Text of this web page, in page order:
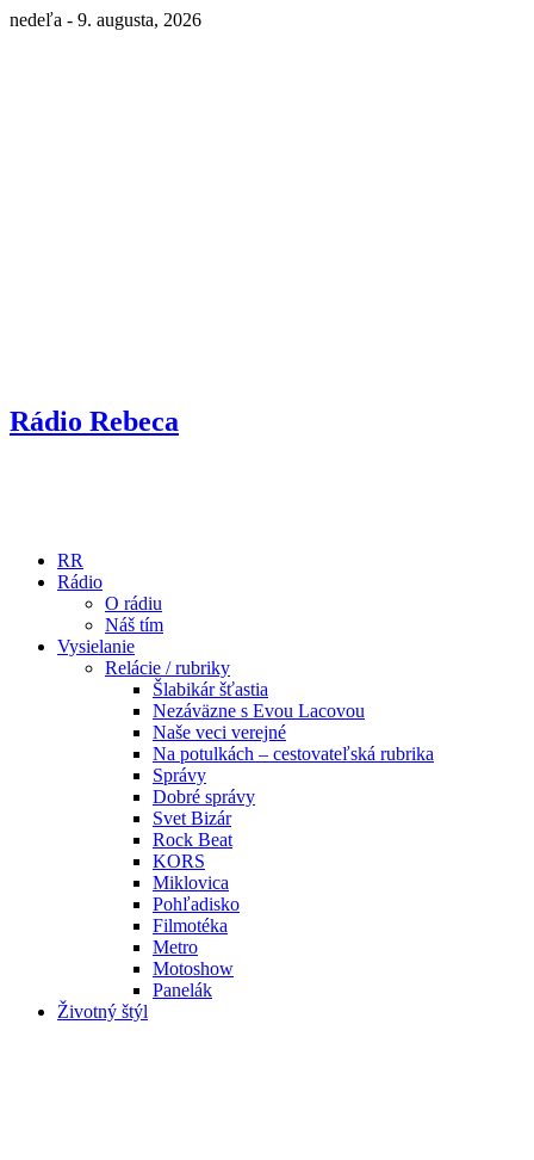
nedeľa - 9. augusta, 2026
Rádio Rebeca
RR
Rádio
O rádiu
Náš tím
Vysielanie
Relácie / rubriky
Šlabikár šťastia
Nezáväzne s Evou Lacovou
Naše veci verejné
Na potulkách – cestovateľská rubrika
Správy
Dobré správy
Svet Bizár
Rock Beat
KORS
Miklovica
Pohľadisko
Filmotéka
Metro
Motoshow
Panelák
Životný štýl